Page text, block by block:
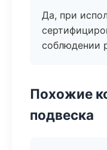
Да, при
соблюдении
Похожие
подвеска